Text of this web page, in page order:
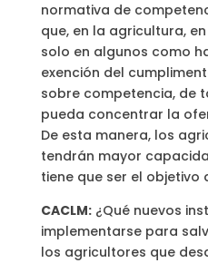
normativa de
que, en la agricultura,
solo en algunos como
exención del
sobre competencia, de
pueda concentrar la
De esta manera, los
tendrán mayor
tiene que ser el objetivo
CACLM:¿Qué nuevos
implementarse para
los agricultores que